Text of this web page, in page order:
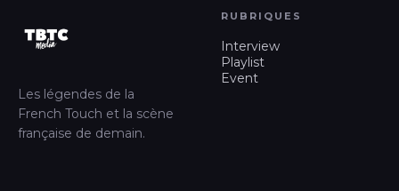
Les légendes de la
French Touch et la scène
française de demain.
RUBRIQUES
Interview
Playlist
Event